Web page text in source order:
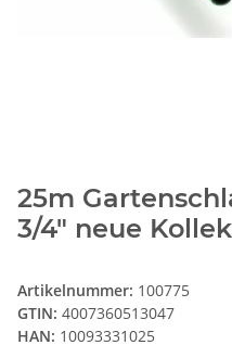
25m
3/4" neue
Artikelnummer: 100775
GTIN: 4007360513047
HAN: 10093331025